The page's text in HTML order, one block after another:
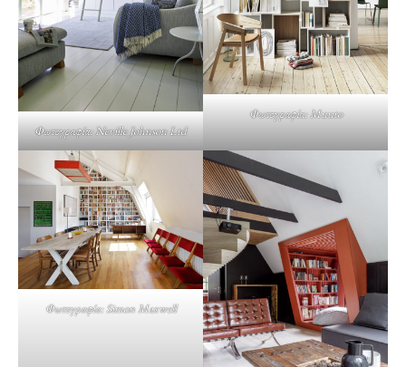
Φωτογραφία: Neville Johnson Ltd
Φωτογραφία: Muuto
Φωτογραφία: Simon Maxwell